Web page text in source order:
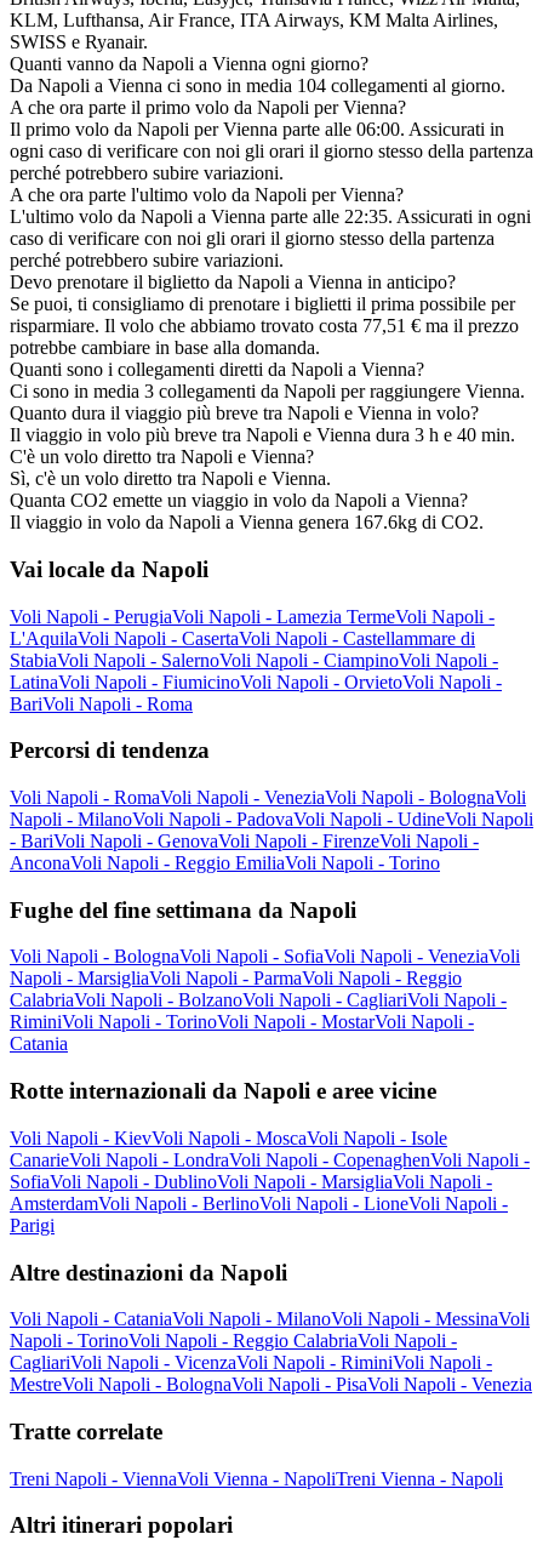
KLM, Lufthansa, Air France, ITA Airways, KM Malta Airlines,
SWISS e Ryanair.
Quanti vanno da Napoli a Vienna ogni giorno?
Da Napoli a Vienna ci sono in media 104 collegamenti al giorno.
A che ora parte il primo volo da Napoli per Vienna?
Il primo volo da Napoli per Vienna parte alle 06:00. Assicurati in
ogni caso di verificare con noi gli orari il giorno stesso della partenza
perché potrebbero subire variazioni.
A che ora parte l'ultimo volo da Napoli per Vienna?
L'ultimo volo da Napoli a Vienna parte alle 22:35. Assicurati in ogni
caso di verificare con noi gli orari il giorno stesso della partenza
perché potrebbero subire variazioni.
Devo prenotare il biglietto da Napoli a Vienna in anticipo?
Se puoi, ti consigliamo di prenotare i biglietti il prima possibile per
risparmiare. Il volo che abbiamo trovato costa 77,51 € ma il prezzo
potrebbe cambiare in base alla domanda.
Quanti sono i collegamenti diretti da Napoli a Vienna?
Ci sono in media 3 collegamenti da Napoli per raggiungere Vienna.
Quanto dura il viaggio più breve tra Napoli e Vienna in volo?
Il viaggio in volo più breve tra Napoli e Vienna dura 3 h e 40 min.
C'è un volo diretto tra Napoli e Vienna?
Sì, c'è un volo diretto tra Napoli e Vienna.
Quanta CO2 emette un viaggio in volo da Napoli a Vienna?
Il viaggio in volo da Napoli a Vienna genera 167.6kg di CO2.
Vai locale da Napoli
Voli Napoli - PerugiaVoli Napoli - Lamezia TermeVoli Napoli -
L'AquilaVoli Napoli - CasertaVoli Napoli - Castellammare di
StabiaVoli Napoli - SalernoVoli Napoli - CiampinoVoli Napoli -
LatinaVoli Napoli - FiumicinoVoli Napoli - OrvietoVoli Napoli -
BariVoli Napoli - Roma
Percorsi di tendenza
Voli Napoli - RomaVoli Napoli - VeneziaVoli Napoli - BolognaVoli
Napoli - MilanoVoli Napoli - PadovaVoli Napoli - UdineVoli Napoli
- BariVoli Napoli - GenovaVoli Napoli - FirenzeVoli Napoli -
AnconaVoli Napoli - Reggio EmiliaVoli Napoli - Torino
Fughe del fine settimana da Napoli
Voli Napoli - BolognaVoli Napoli - SofiaVoli Napoli - VeneziaVoli
Napoli - MarsigliaVoli Napoli - ParmaVoli Napoli - Reggio
CalabriaVoli Napoli - BolzanoVoli Napoli - CagliariVoli Napoli -
RiminiVoli Napoli - TorinoVoli Napoli - MostarVoli Napoli -
Catania
Rotte internazionali da Napoli e aree vicine
Voli Napoli - KievVoli Napoli - MoscaVoli Napoli - Isole
CanarieVoli Napoli - LondraVoli Napoli - CopenaghenVoli Napoli -
SofiaVoli Napoli - DublinoVoli Napoli - MarsigliaVoli Napoli -
AmsterdamVoli Napoli - BerlinoVoli Napoli - LioneVoli Napoli -
Parigi
Altre destinazioni da Napoli
Voli Napoli - CataniaVoli Napoli - MilanoVoli Napoli - MessinaVoli
Napoli - TorinoVoli Napoli - Reggio CalabriaVoli Napoli -
CagliariVoli Napoli - VicenzaVoli Napoli - RiminiVoli Napoli -
MestreVoli Napoli - BolognaVoli Napoli - PisaVoli Napoli - Venezia
Tratte correlate
Treni Napoli - ViennaVoli Vienna - NapoliTreni Vienna - Napoli
Altri itinerari popolari